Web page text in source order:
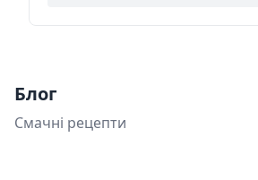
Блог
Смачні рецепти